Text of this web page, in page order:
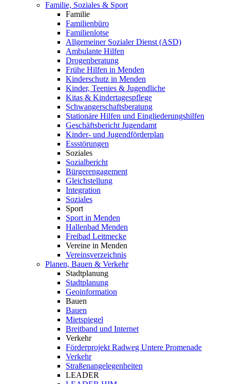
Familie, Soziales & Sport
Familie
Familienbüro
Familienlotse
Allgemeiner Sozialer Dienst (ASD)
Ambulante Hilfen
Drogenberatung
Frühe Hilfen in Menden
Kinderschutz in Menden
Kinder, Teenies & Jugendliche
Kitas & Kindertagespflege
Schwangerschaftsberatung
Stationäre Hilfen und Eingliederungshilfen
Geschäftsbericht Jugendamt
Kinder- und Jugendförderplan
Essstörungen
Soziales
Sozialbericht
Bürgerengagement
Gleichstellung
Integration
Soziales
Sport
Sport in Menden
Hallenbad Menden
Freibad Leitmecke
Vereine in Menden
Vereinsverzeichnis
Planen, Bauen & Verkehr
Stadtplanung
Stadtplanung
Geoinformation
Bauen
Bauen
Mietspiegel
Breitband und Internet
Verkehr
Förderprojekt Radweg Untere Promenade
Verkehr
Straßenangelegenheiten
LEADER